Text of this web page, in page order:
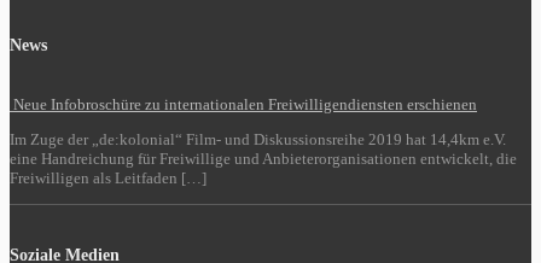
News
Neue Infobroschüre zu internationalen Freiwilligendiensten erschienen
Im Zuge der „de:kolonial“ Film- und Diskussionsreihe 2019 hat 14,4km e.V.
eine Handreichung für Freiwillige und Anbieterorganisationen entwickelt, die
Freiwilligen als Leitfaden […]
Soziale Medien